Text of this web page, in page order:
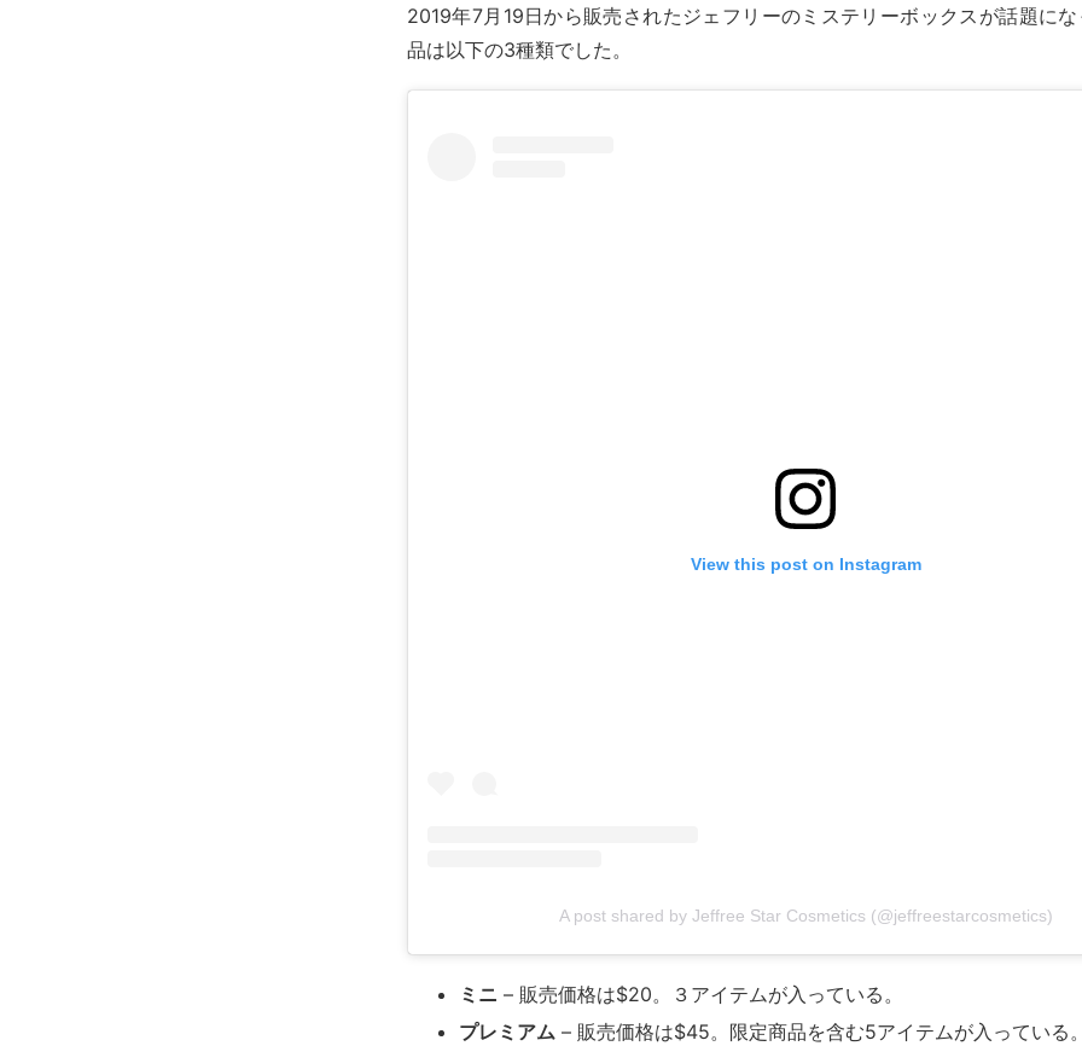
2019年7月19日から販売されたジェフリーのミステリーボックスが話題に
品は以下の3種類でした。
View this post on Instagram
A post shared by Jeffree Star Cosmetics (@jeffreestarcosmetics)
ミニ – 販売価格は$20。３アイテムが入っている。
プレミアム – 販売価格は$45。限定商品を含む5アイテムが入っている。